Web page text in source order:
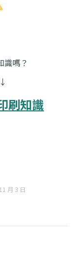
識嗎？
刷知識
月 3 日